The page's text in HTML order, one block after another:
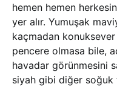
hemen hemen
yer alır. Yumuşak
kaçmadan konuksever
pencere olmasa bile,
havadar görünmesini
siyah gibi diğer soğuk